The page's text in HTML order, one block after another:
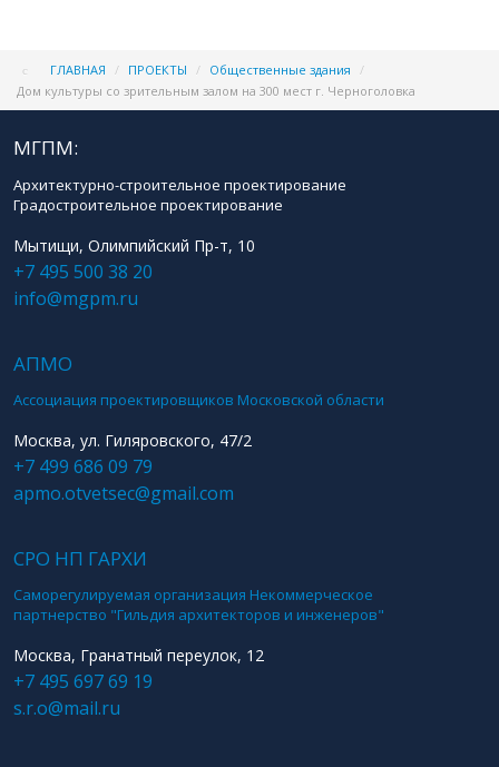
ГЛАВНАЯ / ПРОЕКТЫ / Общественные здания /
Дом культуры со зрительным залом на 300 мест г. Черноголовка
МГПМ:
Архитектурно-строительное проектирование
Градостроительное проектирование
Мытищи, Олимпийский Пр-т, 10
+7 495 500 38 20
info@mgpm.ru
АПМО
Ассоциация проектировщиков Московской области
Москва, ул. Гиляровского, 47/2
+7 499 686 09 79
apmo.otvetsec@gmail.com
СРО НП ГАРХИ
Саморегулируемая организация Некоммерческое
партнерство "Гильдия архитекторов и инженеров"
Москва, Гранатный переулок, 12
+7 495 697 69 19
s.r.o@mail.ru